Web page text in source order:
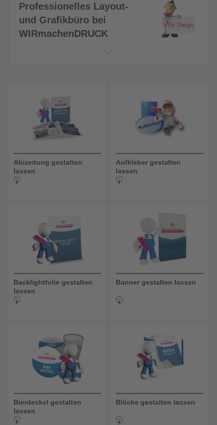
Professionelles Layout-
und Grafikbüro bei
WIRmachenDRUCK
Abizeitung gestalten
lassen
Aufkleber gestalten
lassen
Backlightfolie gestalten
lassen
Banner gestalten lassen
Bierdeckel gestalten
lassen
Blöcke gestalten lassen